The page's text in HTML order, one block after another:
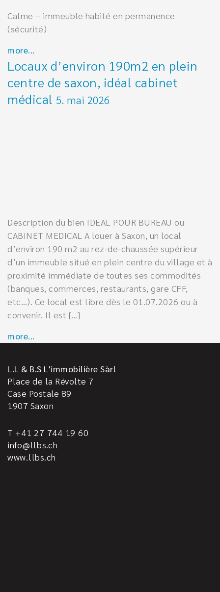
Calme – immeuble habité en permanence
(sécurité)
more...
Locaux d’environ 190m2 en plein
centre de saxon, idéal cabinet
médical 5. mai 2026
Description du bien IDEAL POUR BUREAU ou
CABINET MEDICAL A louer à Saxon, un local
d’environ 190 m2 au rez-de-chaussée supérieur
d’un immeuble situé en plein centre du village et à
proximité immédiate de toutes ses commodités
(banques, commerces, restaurants, gare CFF,
etc…). Ce local est libre dès le 01.07.2026 ou à
convenir. Il est […]
more...
L.L & B.S L'immobilière Sàrl
Place de la Révolte 7
Case Postale 89
1907 Saxon
T +41 27 744 19 60
info@llbs.ch
www.llbs.ch